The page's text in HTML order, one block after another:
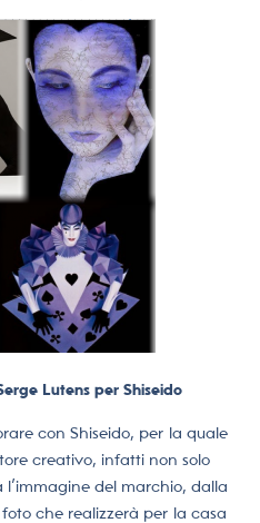
Lutens per Shiseido
con Shiseido, per la quale
creativo, infatti non solo
del marchio, dalla
che realizzerà per la casa